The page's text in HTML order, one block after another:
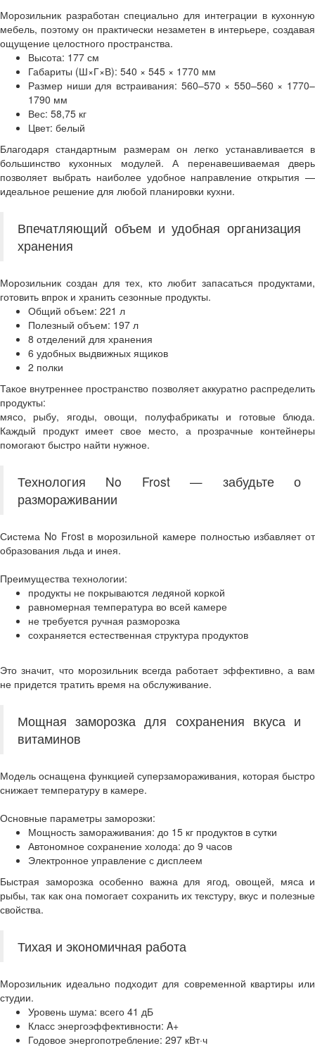
Морозильник разработан специально для интеграции в кухонную
мебель, поэтому он практически незаметен в интерьере, создавая
ощущение целостного пространства.
Высота: 177 см
Габариты (Ш×Г×В): 540 × 545 × 1770 мм
Размер ниши для встраивания: 560–570 × 550–560 × 1770–
1790 мм
Вес: 58,75 кг
Цвет: белый
Благодаря стандартным размерам он легко устанавливается в
большинство кухонных модулей. А перенавешиваемая дверь
позволяет выбрать наиболее удобное направление открытия —
идеальное решение для любой планировки кухни.
Впечатляющий объем и удобная организация
хранения
Морозильник создан для тех, кто любит запасаться продуктами,
готовить впрок и хранить сезонные продукты.
Общий объем: 221 л
Полезный объем: 197 л
8 отделений для хранения
6 удобных выдвижных ящиков
2 полки
Такое внутреннее пространство позволяет аккуратно распределить
продукты:
мясо, рыбу, ягоды, овощи, полуфабрикаты и готовые блюда.
Каждый продукт имеет свое место, а прозрачные контейнеры
помогают быстро найти нужное.
Технология No Frost — забудьте о
размораживании
Система No Frost в морозильной камере полностью избавляет от
образования льда и инея.
Преимущества технологии:
продукты не покрываются ледяной коркой
равномерная температура во всей камере
не требуется ручная разморозка
сохраняется естественная структура продуктов
Это значит, что морозильник всегда работает эффективно, а вам
не придется тратить время на обслуживание.
Мощная заморозка для сохранения вкуса и
витаминов
Модель оснащена функцией суперзамораживания, которая быстро
снижает температуру в камере.
Основные параметры заморозки:
Мощность замораживания: до 15 кг продуктов в сутки
Автономное сохранение холода: до 9 часов
Электронное управление с дисплеем
Быстрая заморозка особенно важна для ягод, овощей, мяса и
рыбы, так как она помогает сохранить их текстуру, вкус и полезные
свойства.
Тихая и экономичная работа
Морозильник идеально подходит для современной квартиры или
студии.
Уровень шума: всего 41 дБ
Класс энергоэффективности: A+
Годовое энергопотребление: 297 кВт·ч